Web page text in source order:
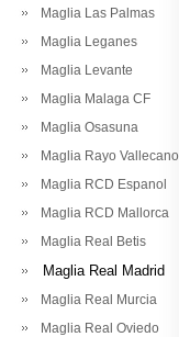
Maglia Las Palmas
Maglia Leganes
Maglia Levante
Maglia Malaga CF
Maglia Osasuna
Maglia Rayo Vallecano
Maglia RCD Espanol
Maglia RCD Mallorca
Maglia Real Betis
Maglia Real Madrid
Maglia Real Murcia
Maglia Real Oviedo